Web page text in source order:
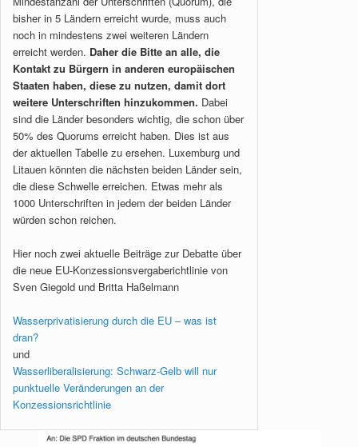
bisher in 5 Ländern erreicht wurde, muss auch
noch in mindestens zwei weiteren Ländern
erreicht werden. Daher die Bitte an alle, die
Kontakt zu Bürgern in anderen europäischen
Staaten haben, diese zu nutzen, damit dort
weitere Unterschriften hinzukommen. Dabei
sind die Länder besonders wichtig, die schon über
50% des Quorums erreicht haben. Dies ist aus
der aktuellen Tabelle zu ersehen. Luxemburg und
Litauen könnten die nächsten beiden Länder sein,
die diese Schwelle erreichen. Etwas mehr als
1000 Unterschriften in jedem der beiden Länder
würden schon reichen.
Hier noch zwei aktuelle Beiträge zur Debatte über
die neue EU-Konzessionsvergaberichtlinie von
Sven Giegold und Britta Haßelmann
Wasserprivatisierung durch die EU – was ist
dran?
und
Wasserliberalisierung: Schwarz-Gelb will nur
punktuelle Veränderungen an der
Konzessionsrichtlinie